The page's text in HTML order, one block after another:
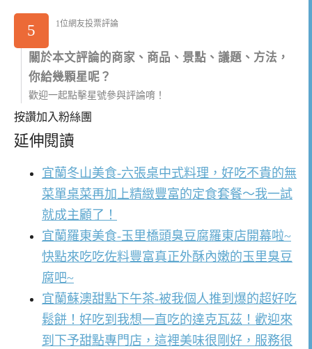
5 1位網友投票評論
關於本文評論的商家、商品、景點、議題、方法，
你給幾顆星呢？
歡迎一起點擊星號參與評論唷！
按讚加入粉絲團
延伸閱讀
宜蘭冬山美食-六張桌中式料理，好吃不貴的無
菜單桌菜再加上精緻豐富的定食套餐～我一試
就成主顧了！
宜蘭羅東美食-玉里橋頭臭豆腐羅東店開幕啦~
快點來吃吃佐料豐富真正外酥內嫩的玉里臭豆
腐吧~
宜蘭蘇澳甜點下午茶-被我個人推到爆的超好吃
鬆餅！好吃到我想一直吃的達克瓦茲！歡迎來
到下予甜點專門店，這裡美味很剛好，服務很